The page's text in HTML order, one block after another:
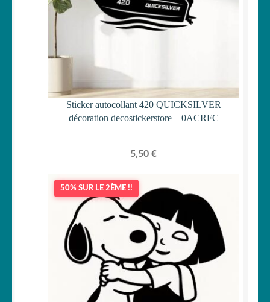
Sticker autocollant 420 QUICKSILVER
décoration decostickerstore – 0ACRFC
5,50 €
50% SUR LE 2ÈME !!